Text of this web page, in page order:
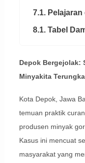
7.1.
8.1. Tabel
Depok Bergejolak:
Minyakita
Kota Depok, Jawa
temuan praktik
produsen minyak
Kasus ini mencuat
masyarakat yang